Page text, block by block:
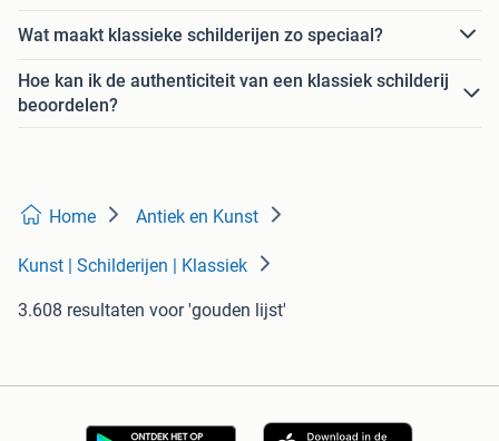
Wat maakt klassieke schilderijen zo speciaal?
Hoe kan ik de authenticiteit van een klassiek schilderij
beoordelen?
Home Antiek en Kunst
Kunst | Schilderijen | Klassiek
3.608 resultaten voor 'gouden lijst'